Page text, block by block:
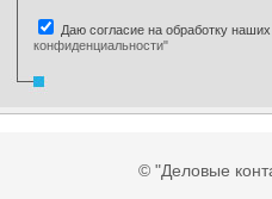
Даю согласие на обработку
конфиденциальности"
© "Деловые